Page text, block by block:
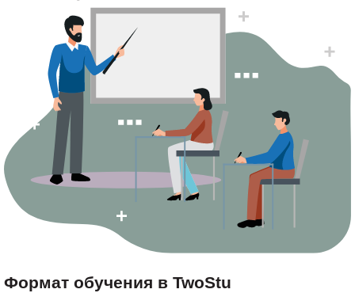
Формат обучения в TwoStu